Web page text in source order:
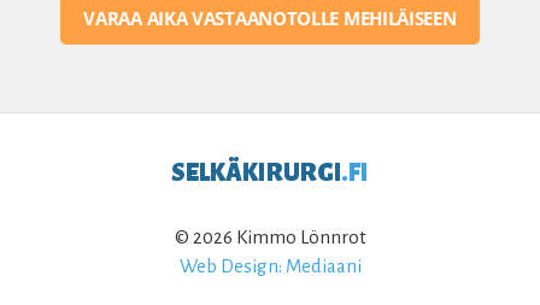
VARAA AIKA VASTAANOTOLLE MEHILÄISEEN
SELKÄKIRURGI .FI
© 2026 Kimmo Lönnrot
Web Design: Mediaani